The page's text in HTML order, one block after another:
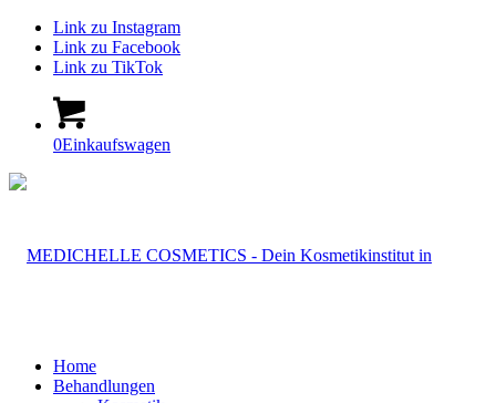
Link zu Instagram
Link zu Facebook
Link zu TikTok
0Einkaufswagen
Home
Behandlungen